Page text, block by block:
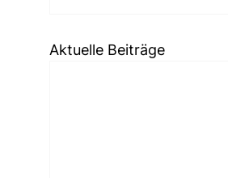
Aktuelle Beiträge